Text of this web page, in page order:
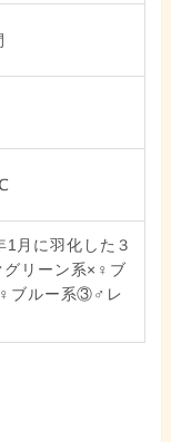
月に羽化した３
リーン系×♀ブ
ブルー系③♂レ